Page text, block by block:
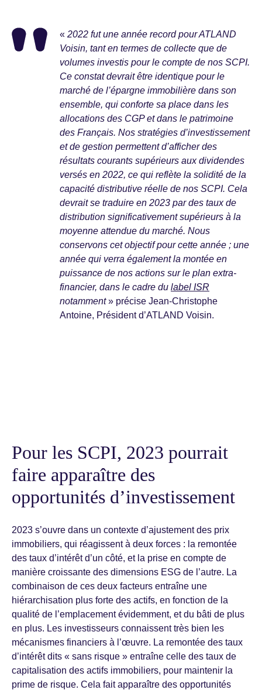
« 2022 fut une année record pour ATLAND
Voisin, tant en termes de collecte que de
volumes investis pour le compte de nos SCPI.
Ce constat devrait être identique pour le
marché de l’épargne immobilière dans son
ensemble, qui conforte sa place dans les
allocations des CGP et dans le patrimoine
des Français. Nos stratégies d’investissement
et de gestion permettent d’afficher des
résultats courants supérieurs aux dividendes
versés en 2022, ce qui reflète la solidité de la
capacité distributive réelle de nos SCPI. Cela
devrait se traduire en 2023 par des taux de
distribution significativement supérieurs à la
moyenne attendue du marché. Nous
conservons cet objectif pour cette année ; une
année qui verra également la montée en
puissance de nos actions sur le plan extra-
financier, dans le cadre du label ISR
notamment» précise Jean-Christophe
Antoine, Président d’ATLAND Voisin.
Pour les SCPI, 2023 pourrait
faire apparaître des
opportunités d’investissement
2023 s’ouvre dans un contexte d’ajustement des prix
immobiliers, qui réagissent à deux forces : la remontée
des taux d’intérêt d’un côté, et la prise en compte de
manière croissante des dimensions ESG de l’autre. La
combinaison de ces deux facteurs entraîne une
hiérarchisation plus forte des actifs, en fonction de la
qualité de l’emplacement évidemment, et du bâti de plus
en plus. Les investisseurs connaissent très bien les
mécanismes financiers à l’œuvre. La remontée des taux
d’intérêt dits « sans risque » entraîne celle des taux de
capitalisation des actifs immobiliers, pour maintenir la
prime de risque. Cela fait apparaître des opportunités